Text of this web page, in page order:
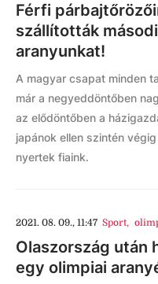
Férfi
szállították
aranyunkat!
A magyar csapat minden
már a negyeddöntőben
az elődöntőben a
japánok ellen szintén
nyertek fiaink.
2021. 08. 09., 11:47 Sport,
Olaszország után
egy olimpiai